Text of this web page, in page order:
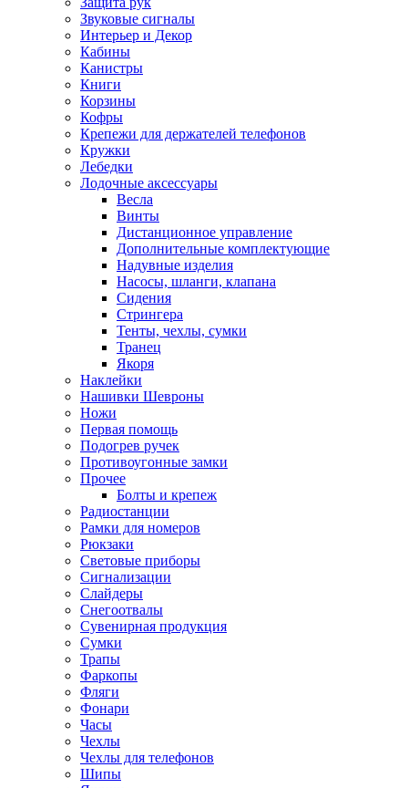
Звуковые сигналы
Интерьер и Декор
Кабины
Канистры
Книги
Корзины
Кофры
Крепежи для держателей телефонов
Кружки
Лебедки
Лодочные аксессуары
Весла
Винты
Дистанционное управление
Дополнительные комплектующие
Надувные изделия
Насосы, шланги, клапана
Сидения
Стрингера
Тенты, чехлы, сумки
Транец
Якоря
Наклейки
Нашивки Шевроны
Ножи
Первая помощь
Подогрев ручек
Противоугонные замки
Прочее
Болты и крепеж
Радиостанции
Рамки для номеров
Рюкзаки
Световые приборы
Сигнализации
Слайдеры
Снегоотвалы
Сувенирная продукция
Сумки
Трапы
Фаркопы
Фляги
Фонари
Часы
Чехлы
Чехлы для телефонов
Шипы